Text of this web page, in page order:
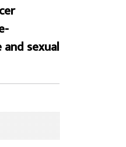
sexual